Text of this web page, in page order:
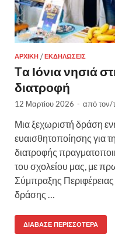
ΑΡΧΙΚΉ /ΕΚΔΗΛΏΣΕΙΣ
Tα Ιόνια νησιά
διατροφή
12 Μαρτίου 2026 - από τον/
Μια ξεχωριστή δράση
ευαισθητοποίησης για
διατροφής
του σχολείου μας, με
Σύμπραξης
δράσης …
ΔΙΆΒΑΣΕ ΠΕΡΙΣΣΌΤΕΡΑ